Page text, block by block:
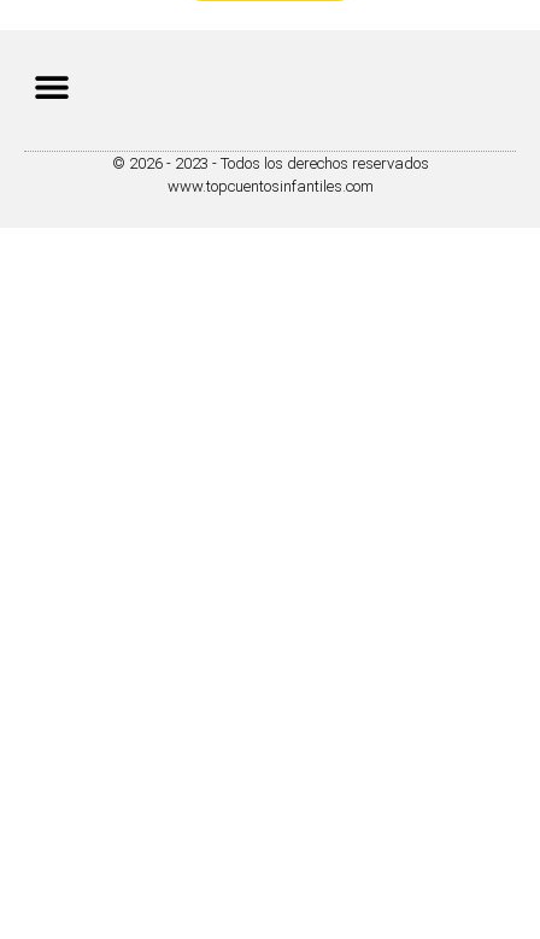
© 2026 - 2023 - Todos los derechos reservados
www.topcuentosinfantiles.com